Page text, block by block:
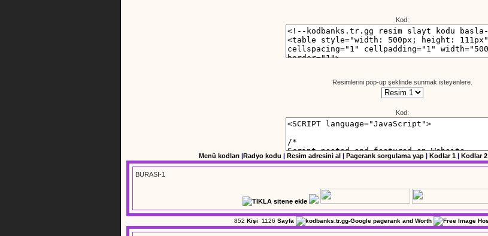
Kod:
Resimlerini pop-up şeklinde sunmak isteyenlere.
Kod:
Menü kodları |Radyo kodu | Resim adresini al | Pagerank sorgulama yap | Kodlar 1 | Kodlar 2
BURASI-1
852 Kişi 1126 Sayfa